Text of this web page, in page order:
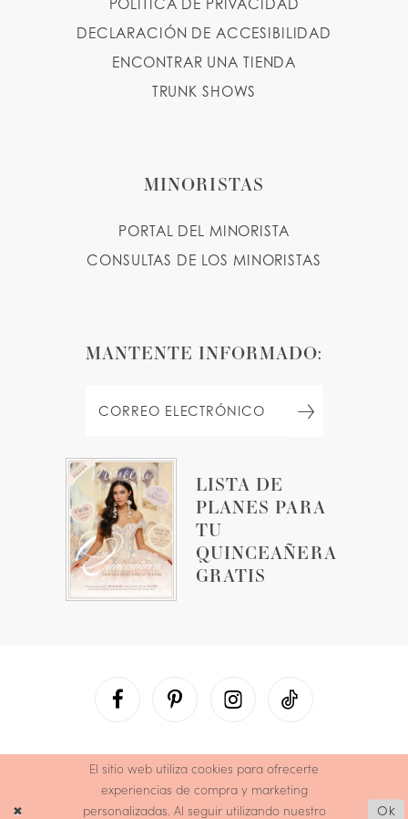
LISTA DE
PLANES PARA
TU
QUINCEAÑERA
GRATIS
POLÍTICA DE PRIVACIDAD
DECLARACIÓN DE ACCESIBILIDAD
ENCONTRAR UNA TIENDA
TRUNK SHOWS
MINORISTAS
PORTAL DEL MINORISTA
CONSULTAS DE LOS MINORISTAS
MANTENTE INFORMADO:
El sitio web utiliza cookies para ofrecerte
experiencias de compra y marketing
personalizadas. Al seguir utilizando nuestro
Ok